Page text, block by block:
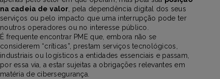
na cadeia de valor , pela dependência digital dos seus
serviços ou pelo impacto que uma interrupção pode ter
noutros operadores ou no interesse público.
É frequente encontrar PME que, embora não se
considerem “críticas”, prestam serviços tecnológicos,
industriais ou logísticos a entidades essenciais e passam,
por essa via, a estar sujeitas a obrigações relevantes em
matéria de cibersegurança.